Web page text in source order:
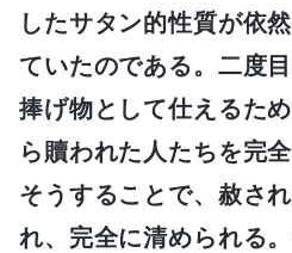
したサタン的性質が依
ていたのである。二度
捧げ物として仕えるた
ら贖われた人たちを完
そうすることで、赦さ
れ、完全に清められる